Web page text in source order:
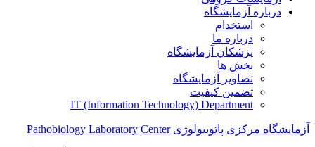
درباره آزمایشگاه
استخدام
درباره ما
پزشکان آزمایشگاه
بخش ها
تصاویر آزمایشگاه
تضمین کیفیت
IT (Information Technology) Department
آزمایشگاه مرکزی پاتوبیولوژی Pathobiology Laboratory Center